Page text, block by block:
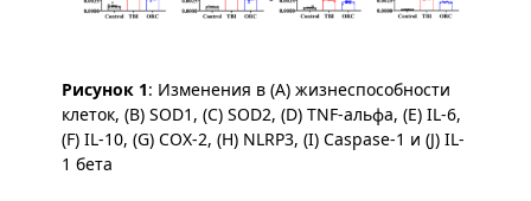
Рисунок 1: Изменения в (A) жизнеспособности
клеток, (B) SOD1, (C) SOD2, (D) TNF-альфа, (E) IL-6,
(F) IL-10, (G) COX-2, (H) NLRP3, (I) Caspase-1 и (J) IL-
1 бета